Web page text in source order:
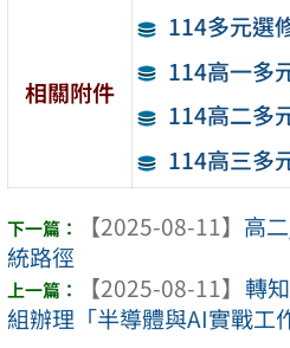
相關附件
114多元選
114高一多
114高二多
114高三多
【2025-08-11】 高
統路徑
【2025-08-11】 轉
組辦理「半導體與AI實戰工